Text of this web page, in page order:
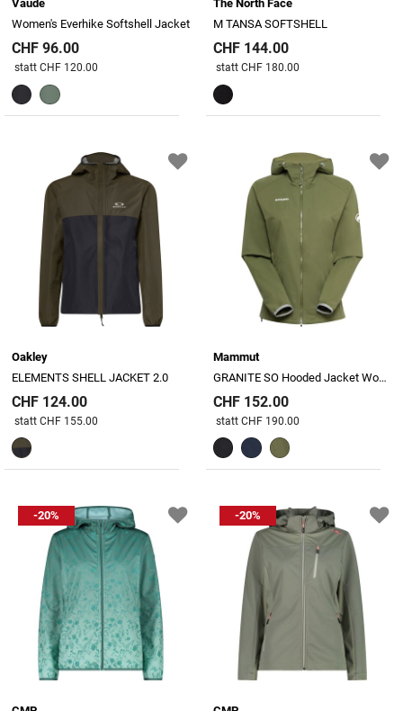
Vaude
Women's Everhike Softshell Jacket
CHF 96.00
Preis reduziert von
statt CHF 120.00
The North Face
M TANSA SOFTSHELL
CHF 144.00
Preis reduziert von
statt CHF 180.00
Oakley
ELEMENTS SHELL JACKET 2.0
CHF 124.00
Preis reduziert von
statt CHF 155.00
Mammut
GRANITE SO Hooded Jacket Women
CHF 152.00
Preis reduziert von
statt CHF 190.00
-20% -20%